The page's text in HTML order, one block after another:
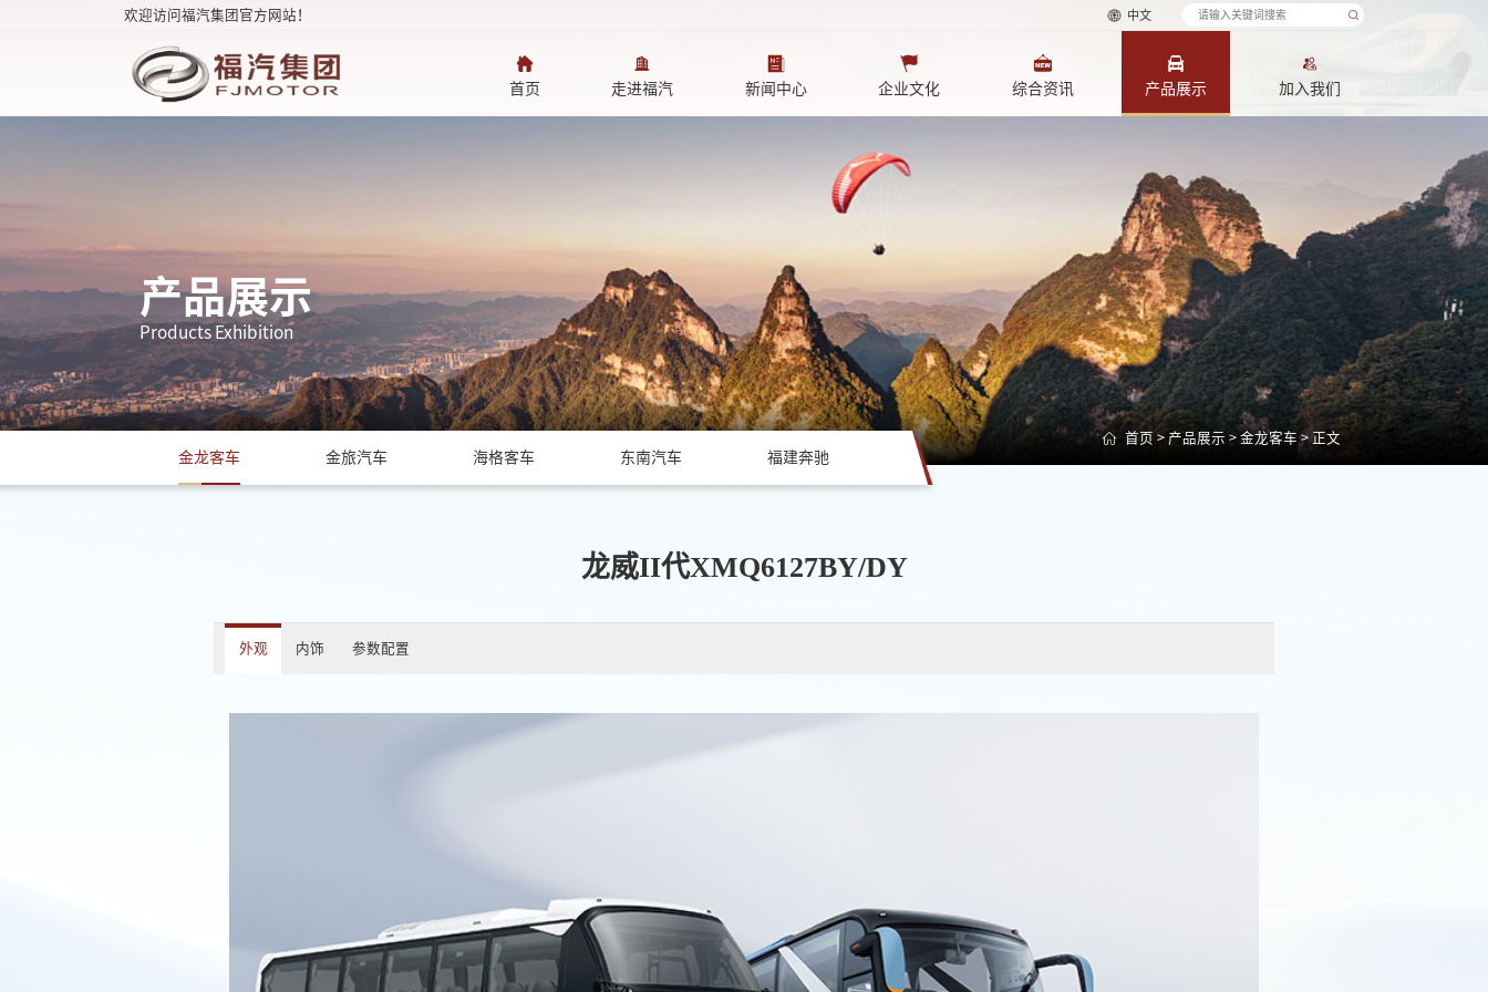
欢迎访问福汽集团官方网站！ 中文
首页 走进福汽 新闻中心 企业文化 综合资讯 产品展示 加入我们
产品展示
Products Exhibition
首页 > 产品展示 > 金龙客车 > 正文
金龙客车 金旅汽车 海格客车 东南汽车 福建奔驰
龙威II代XMQ6127BY/DY
外观 内饰 参数配置